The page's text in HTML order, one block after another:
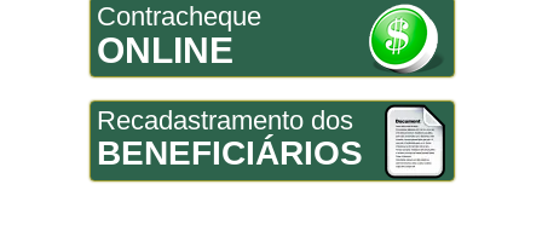
Contracheque
ONLINE
Recadastramento dos
BENEFICIÁRIOS